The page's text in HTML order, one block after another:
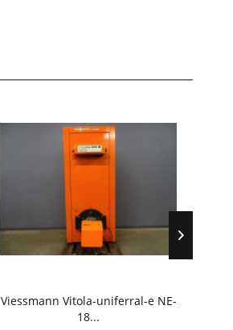
Viessmann Vitola-uniferral-e NE-
18...